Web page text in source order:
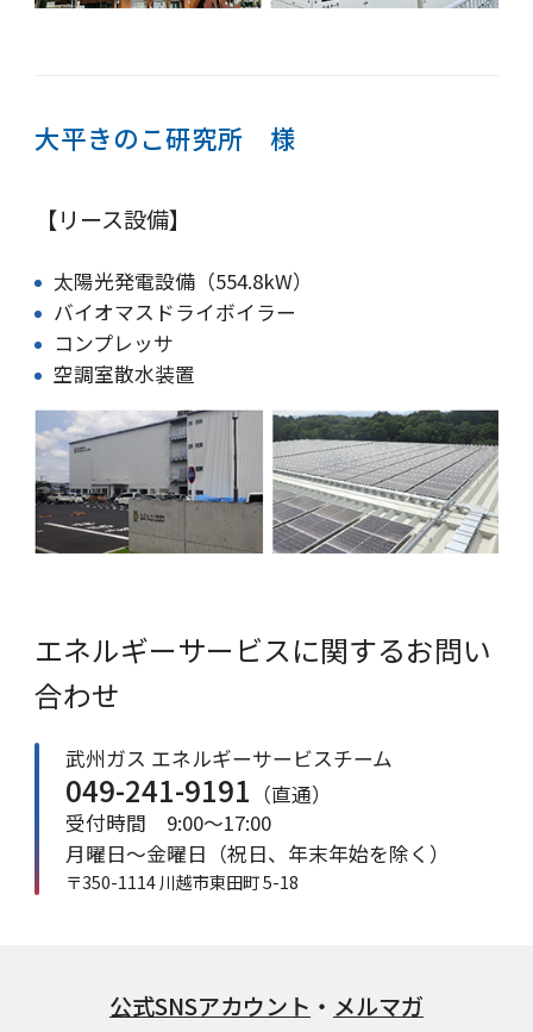
大平きのこ研究所 様
【リース設備】
太陽光発電設備（554.8kW）
バイオマスドライボイラー
コンプレッサ
空調室散水装置
エネルギーサービスに関するお問い
合わせ
武州ガス エネルギーサービスチーム
049-241-9191 （直通）
受付時間 9:00～17:00
月曜日～金曜日（祝日、年末年始を除く）
〒350-1114川越市東田町 5-18
公式SNSアカウント ・ メルマガ